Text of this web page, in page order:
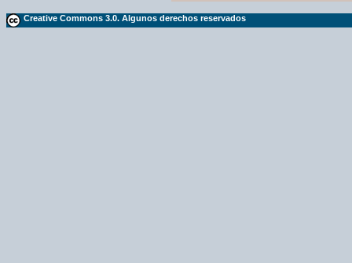
Creative Commons 3.0. Algunos derechos reservados